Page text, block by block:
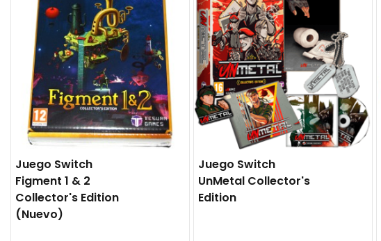
Juego Switch
Figment 1 & 2
Collector's Edition
(nuevo)
Juego Switch
UnMetal Collector's
Edition